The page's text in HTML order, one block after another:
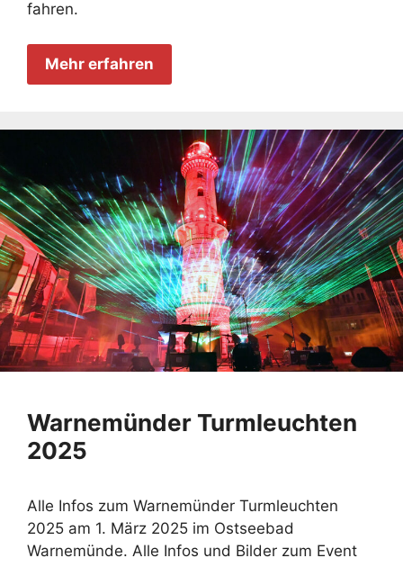
fahren.
Mehr erfahren
Warnemünder Turmleuchten
2025
Alle Infos zum Warnemünder Turmleuchten
2025 am 1. März 2025 im Ostseebad
Warnemünde. Alle Infos und Bilder zum Event